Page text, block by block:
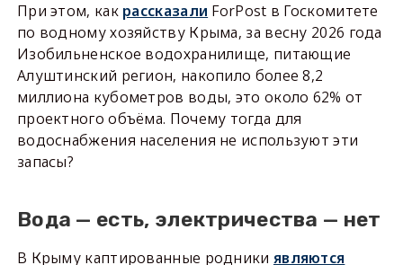
При этом, как рассказали ForPost в Госкомитете
по водному хозяйству Крыма, за весну 2026 года
Изобильненское водохранилище, питающие
Алуштинский регион, накопило более 8,2
миллиона кубометров воды, это около 62% от
проектного объёма. Почему тогда для
водоснабжения населения не используют эти
запасы?
Вода — есть, электричества — нет
В Крыму каптированные родники являются